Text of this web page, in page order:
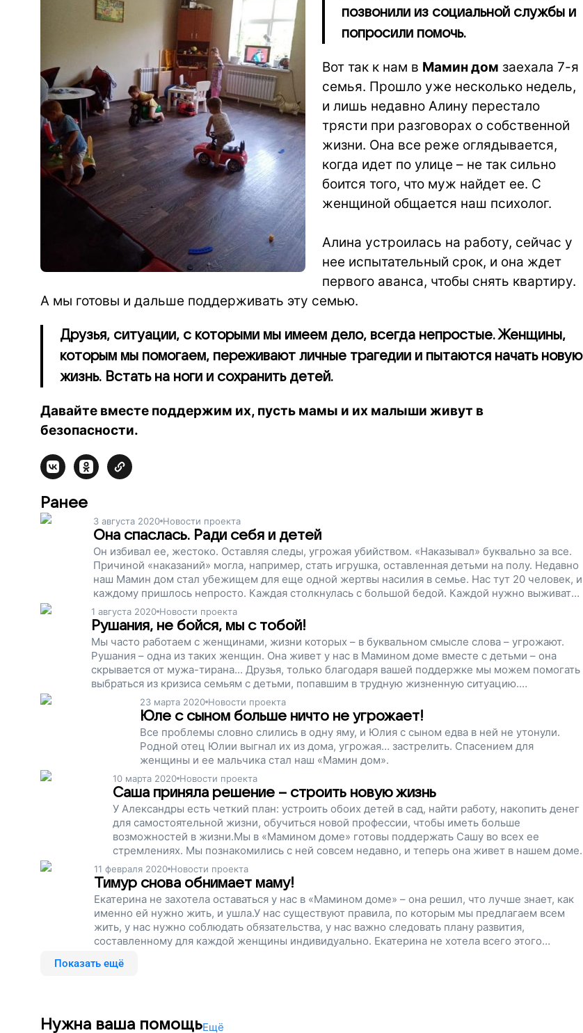
позвонили из социальной службы и
попросили помочь.
Вот так к нам в Мамин дом заехала 7-я
семья. Прошло уже несколько недель,
и лишь недавно Алину перестало
трясти при разговорах о собственной
жизни. Она все реже оглядывается,
когда идет по улице – не так сильно
боится того, что муж найдет ее. С
женщиной общается наш психолог.
Алина устроилась на работу, сейчас у
нее испытательный срок, и она ждет
первого аванса, чтобы снять квартиру.
А мы готовы и дальше поддерживать эту семью.
Друзья, ситуации, с которыми мы имеем дело, всегда непростые. Женщины,
которым мы помогаем, переживают личные трагедии и пытаются начать новую
жизнь. Встать на ноги и сохранить детей.
Давайте вместе поддержим их, пусть мамы и их малыши живут в
безопасности.
Ранее
3 августа 2020 Новости проекта
Она спаслась. Ради себя и детей
Он избивал ее, жестоко. Оставляя следы, угрожая убийством. «Наказывал» буквально за все.
Причиной «наказаний» могла, например, стать игрушка, оставленная детьми на полу. Недавно
наш Мамин дом стал убежищем для еще одной жертвы насилия в семье. Нас тут 20 человек, и
каждому пришлось непросто. Каждая столкнулась с большой бедой. Каждой нужно выживать.
Поддержите этих женщин.
1 августа 2020 Новости проекта
Рушания, не бойся, мы с тобой!
Мы часто работаем с женщинами, жизни которых – в буквальном смысле слова – угрожают.
Рушания – одна из таких женщин. Она живет у нас в Мамином доме вместе с детьми – она
скрывается от мужа-тирана... Друзья, только благодаря вашей поддержке мы можем помогать
выбраться из кризиса семьям с детьми, попавшим в трудную жизненную ситуацию.
Поддержите наш проект!
23 марта 2020 Новости проекта
Юле с сыном больше ничто не угрожает!
Все проблемы словно слились в одну яму, и Юлия с сыном едва в ней не утонули.
Родной отец Юлии выгнал их из дома, угрожая… застрелить. Спасением для
женщины и ее мальчика стал наш «Мамин дом».
10 марта 2020 Новости проекта
Саша приняла решение – строить новую жизнь
У Александры есть четкий план: устроить обоих детей в сад, найти работу, накопить денег
для самостоятельной жизни, обучиться новой профессии, чтобы иметь больше
возможностей в жизни.Мы в «Мамином доме» готовы поддержать Сашу во всех ее
стремлениях. Мы познакомились с ней совсем недавно, и теперь она живет в нашем доме.
11 февраля 2020 Новости проекта
Тимур снова обнимает маму!
Екатерина не захотела оставаться у нас в «Мамином доме» – она решил, что лучше знает, как
именно ей нужно жить, и ушла.У нас существуют правила, по которым мы предлагаем всем
жить, у нас нужно соблюдать обязательства, у нас важно следовать плану развития,
составленному для каждой женщины индивидуально. Екатерина не хотела всего этого…
Показать ещё
Нужна ваша помощьЕщё